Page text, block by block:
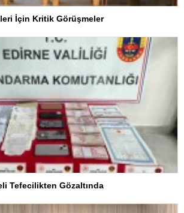
İçin Kritik Görüşmeler
Tefecilikten Gözaltında